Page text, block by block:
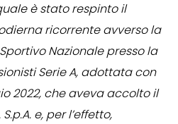
è stato respinto il
ricorrente avverso la
Nazionale presso la
Serie A, adottata con
2022, che aveva accolto il
e, per l’effetto,